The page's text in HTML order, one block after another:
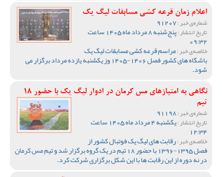
اعلام زمان قرعه کشی مسابقات لیگ یک
شماره‌ی خبر :
تاریخ انتشار : پنج‌شنبه 8 مرداد ماه 1405 ساعت
09:32
خلاصه‌ی خبر :مراسم قرعه کشی مسابقات لیگ یک
باشگاه های کشور فصل 1406-1405 وز یکشنبه یازده مرداد برگزار می
شود.
نگاهی به امتیازهای مس کرمان در ادوار لیگ یک با حضور 18
تیم
شماره‌ی خبر :
تاریخ انتشار : یکشنبه 4 مرداد ماه 1405 ساعت
12:34
خلاصه‌ی خبر :رقابت های لیگ یک فوتبال کشور از
فصل 1395-1396 با حضور 18 تیم در یک گروه برگزار شد و تیم مس کرمان
در نه دوره از این رقابت ها با این شکل برگزاری شرکت کرد.